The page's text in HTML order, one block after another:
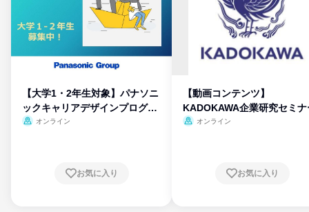
【大学1・2年生対象】パナソニ
ックキャリアデザインプログラ
ム
オンライン
お気に入り
【動画コンテンツ】
KADOKAWA企業研究セミナ
オンライン
お気に入り